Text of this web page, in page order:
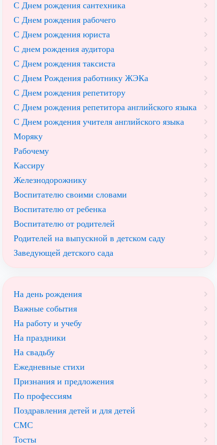
С Днем рождения сантехника
С Днем рождения рабочего
С Днем рождения юриста
С днем рождения аудитора
С Днем рождения таксиста
С Днем Рождения работнику ЖЭКа
С Днем рождения репетитору
С Днем рождения репетитора английского языка
С Днем рождения учителя английского языка
Моряку
Рабочему
Кассиру
Железнодорожнику
Воспитателю своими словами
Воспитателю от ребенка
Воспитателю от родителей
Родителей на выпускной в детском саду
Заведующей детского сада
На день рождения
Важные события
На работу и учебу
На праздники
На свадьбу
Ежедневные стихи
Признания и предложения
По профессиям
Поздравления детей и для детей
СМС
Тосты